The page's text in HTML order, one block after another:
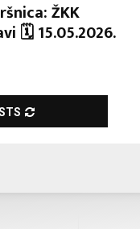
ŽKK
🗓 15.05.2026.